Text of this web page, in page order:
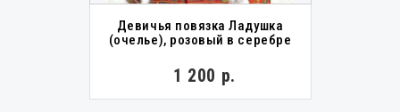
Девичья повязка Ладушка
(очелье), розовый в серебре
1 200 р.